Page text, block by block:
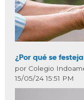
¿Por qué se
por Colegio
15/05/24 15:51 PM